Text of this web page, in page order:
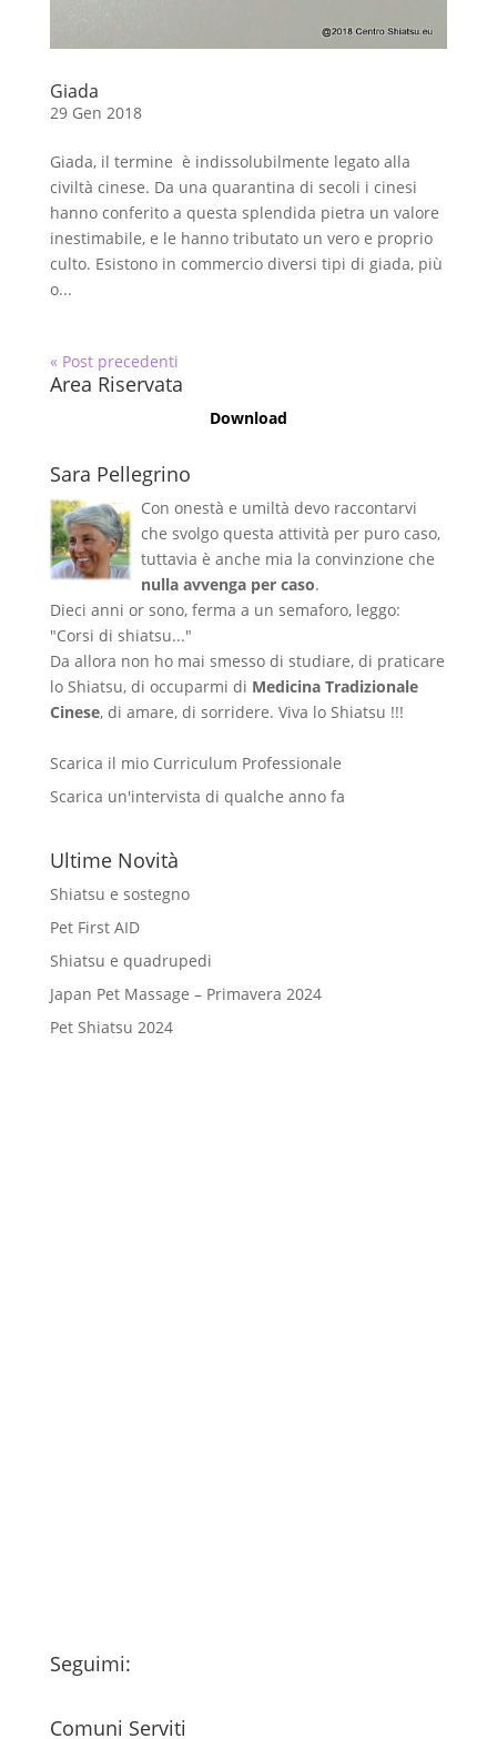
Giada
29 Gen 2018
Giada, il termine è indissolubilmente legato alla
civiltà cinese. Da una quarantina di secoli i cinesi
hanno conferito a questa splendida pietra un valore
inestimabile, e le hanno tributato un vero e proprio
culto. Esistono in commercio diversi tipi di giada, più
o...
« Post precedenti
Area Riservata
Download
Sara Pellegrino
Con onestà e umiltà devo raccontarvi
che svolgo questa attività per puro caso,
tuttavia è anche mia la convinzione che
nulla avvenga per caso.
Dieci anni or sono, ferma a un semaforo, leggo:
"Corsi di shiatsu..."
Da allora non ho mai smesso di studiare, di praticare
lo Shiatsu, di occuparmi di Medicina Tradizionale
Cinese, di amare, di sorridere. Viva lo Shiatsu !!!
Scarica il mio Curriculum Professionale
Scarica un'intervista di qualche anno fa
Ultime Novità
Shiatsu e sostegno
Pet First AID
Shiatsu e quadrupedi
Japan Pet Massage – Primavera 2024
Pet Shiatsu 2024
Seguimi:
Comuni Serviti